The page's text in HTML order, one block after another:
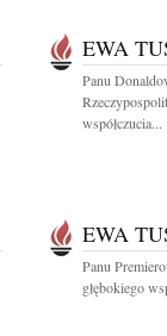
EWA
Panu
współczucia...
EWA
Panu
głębokiego